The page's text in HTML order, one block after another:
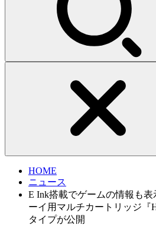
HOME
ニュース
E Ink搭載でゲームの情報も
ーイ用マルチカートリッジ『
タイプが公開